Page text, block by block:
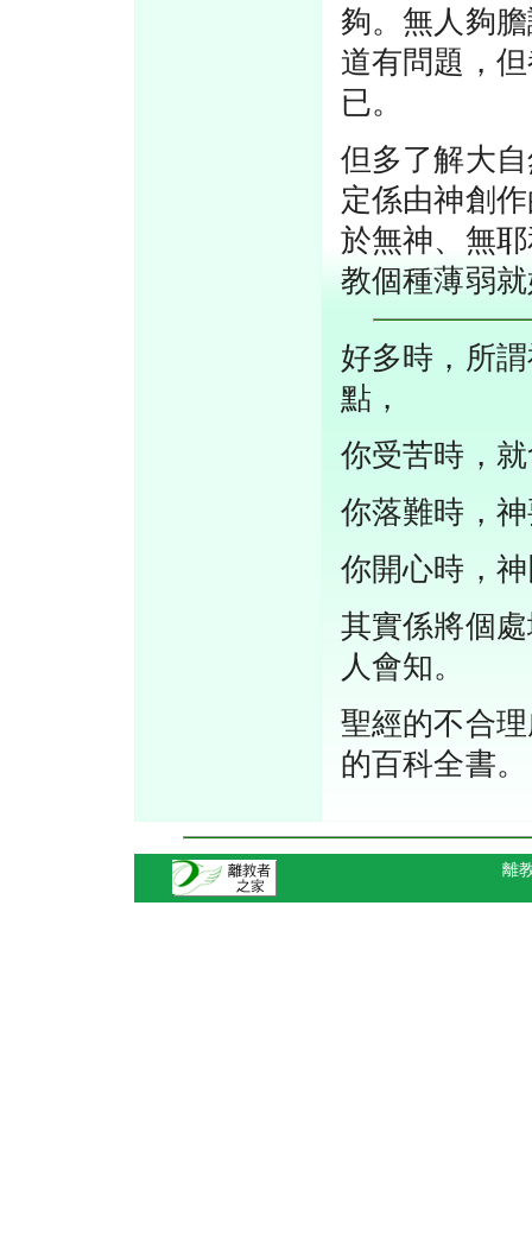
夠。無人夠
道有問題，
已。
但多了解大
定係由神創
於無神、無
教個種薄弱
好多時，所
點，
你受苦時，
你落難時，
你開心時，
其實係將個
人會知。
聖經的不合
的百科全書
離